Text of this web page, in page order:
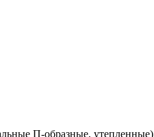
П-образные, утепленные)